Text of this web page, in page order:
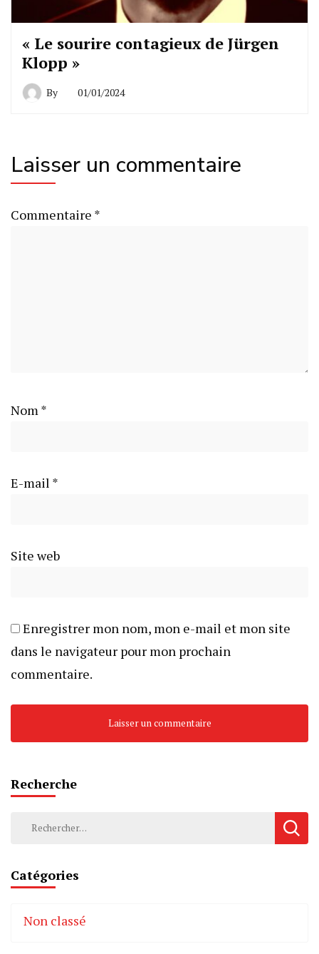
« Le sourire contagieux de Jürgen
Klopp »
By 01/01/2024
Laisser un commentaire
Commentaire *
Nom *
E-mail *
Site web
Enregistrer mon nom, mon e-mail et mon site
dans le navigateur pour mon prochain
commentaire.
Recherche
Rechercher :
Catégories
Non classé